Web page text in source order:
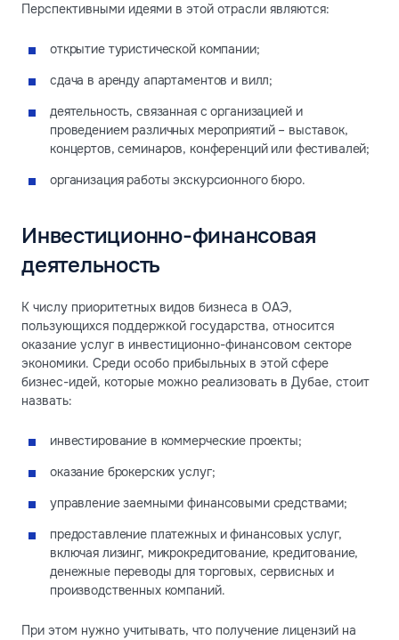
Перспективными идеями в этой отрасли являются:
открытие туристической компании;
сдача в аренду апартаментов и вилл;
деятельность, связанная с организацией и
проведением различных мероприятий – выставок,
концертов, семинаров, конференций или фестивалей;
организация работы экскурсионного бюро.
Инвестиционно-финансовая
деятельность
К числу приоритетных видов бизнеса в ОАЭ,
пользующихся поддержкой государства, относится
оказание услуг в инвестиционно-финансовом секторе
экономики. Среди особо прибыльных в этой сфере
бизнес-идей, которые можно реализовать в Дубае, стоит
назвать:
инвестирование в коммерческие проекты;
оказание брокерских услуг;
управление заемными финансовыми средствами;
предоставление платежных и финансовых услуг,
включая лизинг, микрокредитование, кредитование,
денежные переводы для торговых, сервисных и
производственных компаний.
При этом нужно учитывать, что получение лицензий на